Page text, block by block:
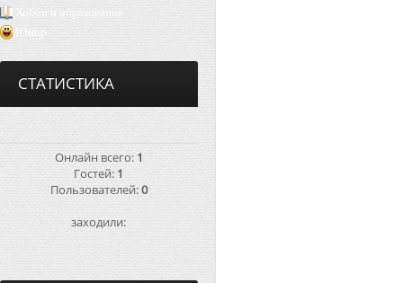
Хобби и образование
Юмор
СТАТИСТИКА
Онлайн всего: 1
Гостей: 1
Пользователей:0
заходили: